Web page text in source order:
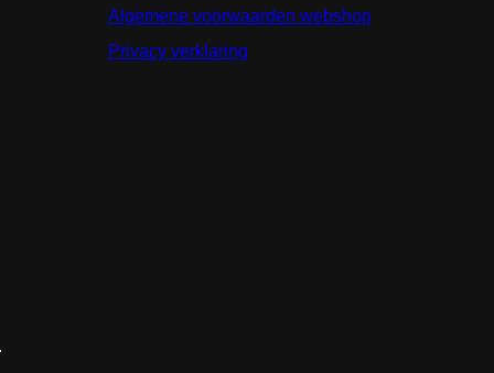
Algemene voorwaarden webshop
Privacy verklaring